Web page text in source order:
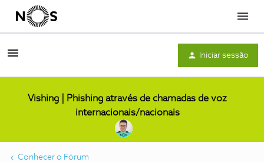
Menu
Iniciar sessão
Vishing | Phishing através de chamadas de voz
internacionais/nacionais
Conhecer o Fórum